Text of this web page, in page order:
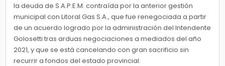
la deuda de S.A.P.E.M. contraída por la anterior gestión
municipal con Litoral Gas S.A., que fue renegociada a partir
de un acuerdo logrado por la administración del Intendente
Golosetti tras arduas negociaciones a mediados del año
2021, y que se está cancelando con gran sacrificio sin
recurrir a fondos del estado provincial.